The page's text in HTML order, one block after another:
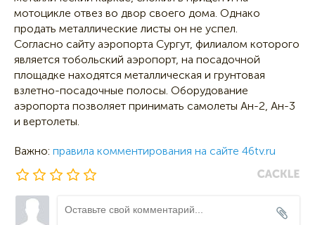
мотоцикле отвез во двор своего дома. Однако
продать металлические листы он не успел.
Согласно сайту аэропорта Сургут, филиалом которого
является тобольский аэропорт, на посадочной
площадке находятся металлическая и грунтовая
взлетно-посадочные полосы. Оборудование
аэропорта позволяет принимать самолеты Ан-2, Ан-3
и вертолеты.
Важно: правила комментирования на сайте 46tv.ru